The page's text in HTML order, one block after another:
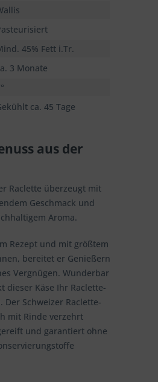
45% Fett i.Tr.
3 Monate
ca. 45 Tage
aus der
Raclette überzeugt mit
Geschmack und
Aroma.
Rezept und mit größtem
bereitet er Genießern
Vergnügen. Wunderbar
dieser Käse Ihr Raclette-
Der Schweizer Raclette-
mit Rinde verzehrt
und garantiert ohne